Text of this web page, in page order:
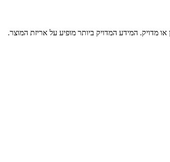
מדויק. המידע המדויק ביותר מופיע על אריזת המוצר.